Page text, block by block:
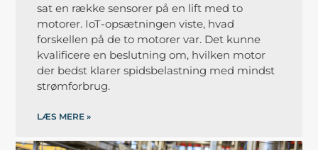
sat en række sensorer på en lift med to
motorer. IoT-opsætningen viste, hvad
forskellen på de to motorer var. Det kunne
kvalificere en beslutning om, hvilken motor
der bedst klarer spidsbelastning med mindst
strømforbrug.
LÆS MERE »